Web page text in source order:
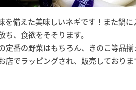
を備えた美味しいネギです！また鍋
、食欲をそそります。
定番の野菜はもちろん、きのこ等品
店でラッピングされ、販売しており